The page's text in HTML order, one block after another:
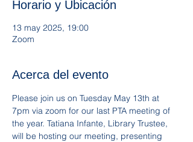
Horario y Ubicación
13 may 2025, 19:00
Zoom
Acerca del evento
Please join us on Tuesday May 13th at
7pm via zoom for our last PTA meeting of
the year. Tatiana Infante, Library Trustee,
will be hosting our meeting, presenting